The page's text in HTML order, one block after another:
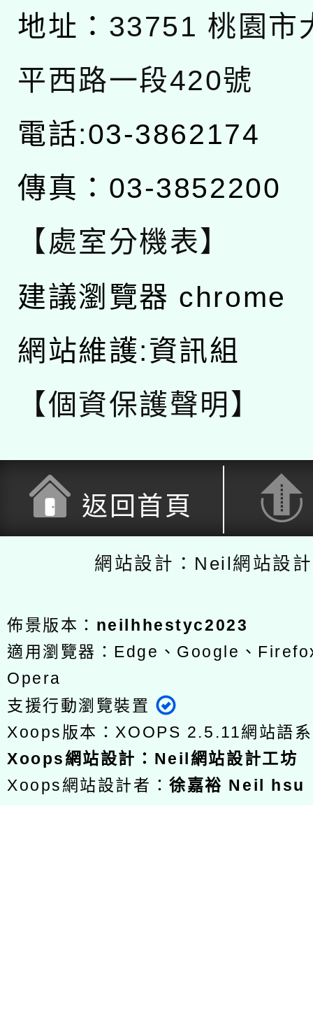
地址： 33751 桃園市
平西路一段420號
電話:03-3862174
傳真：03-3852200
【處室分機表】
建議瀏覽器 chrome
網站維護:資訊組
【個資保護聲明】
返回首頁
網站設計：Neil網站設
佈景版本： neilhhestyc2023
適用瀏覽器：Edge、Google、
Opera
支援行動瀏覽裝置
Xoops版本：XOOPS 2.5.11網站語
Xoops網站設計 ： Neil網站設計工坊
Xoops網站設計者：徐嘉裕 Neil hsu